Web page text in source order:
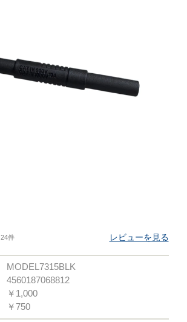
24件 レビューを見る
MODEL7315BLK
4560187068812
￥1,000
￥750